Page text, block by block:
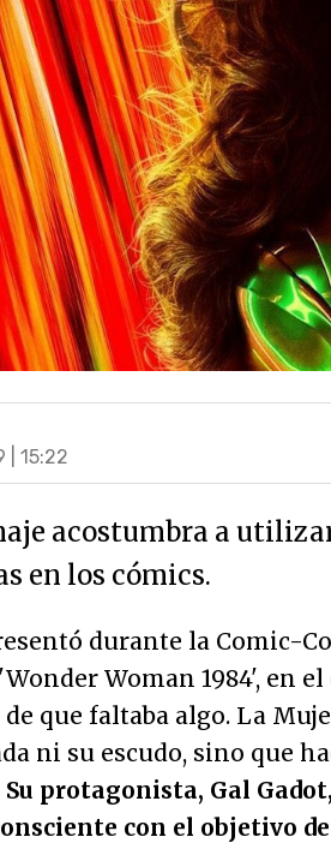
| 15:22
acostumbra a
en los cómics.
durante la Comic-
Woman 1984', en
de que faltaba algo. La
ni su escudo, sino que
Su protagonista, Gal
con el objetivo